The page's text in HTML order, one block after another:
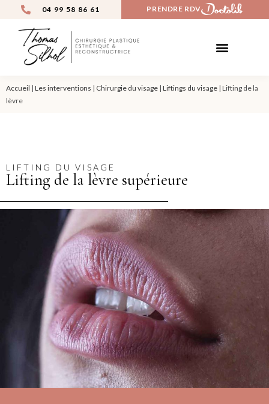
04 99 58 86 61 PRENDRE RDV
Accueil | Les interventions | Chirurgie du visage | Liftings du visage | Lifting de la
lèvre
LIFTING DU VISAGE
Lifting de la lèvre supérieure